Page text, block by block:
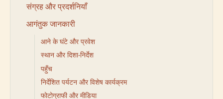
संग्रह और प्रदर्शनियाँ
आगंतुक जानकारी
आने के घंटे और प्रवेश
स्थान और दिशा-निर्देश
पहुँच
निर्देशित पर्यटन और विशेष कार्यक्रम
फोटोग्राफी और मीडिया